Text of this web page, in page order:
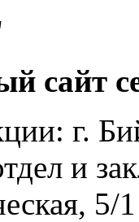
сайт
г.
и
5/1